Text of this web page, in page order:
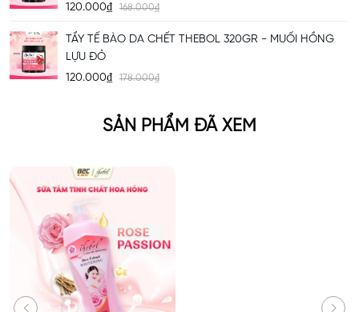
CÔNG DỤNG NỔI BẬTSỮA TẮM THEBOL
120.000₫
168.000₫
TẨY TẾ BÀO DA CHẾT THEBOL 320GR - MUỐI HỒNG
LỰU ĐỎ
120.000₫
178.000₫
SẢN PHẨM ĐÃ XEM